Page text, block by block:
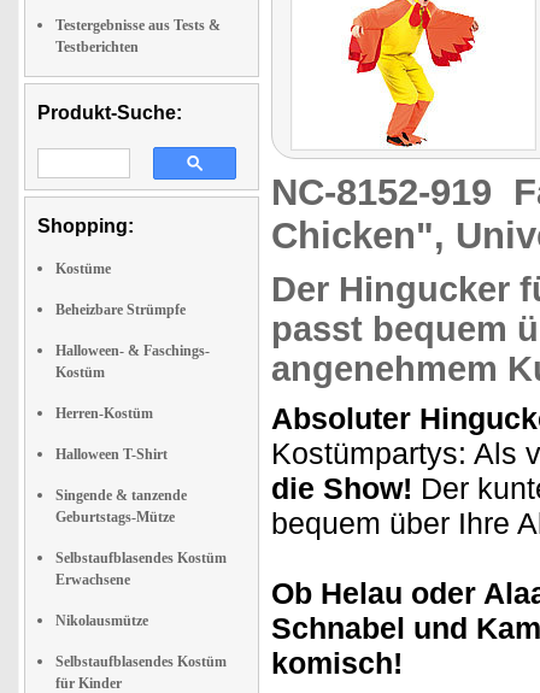
Testergebnisse aus Tests &
Testberichten
Produkt-Suche:
Shopping:
Kostüme
Beheizbare Strümpfe
Halloween- & Faschings-
Kostüm
Herren-Kostüm
Halloween T-Shirt
Singende & tanzende
Geburtstags-Mütze
Selbstaufblasendes Kostüm
Erwachsene
Nikolausmütze
Selbstaufblasendes Kostüm
für Kinder
NC-8152-919
Chicken",
Der Hingucker
passt bequem
angenehmem
Absoluter
Kostümpartys: Als
die Show! Der
bequem über Ihre
Ob Helau oder
Schnabel und
komisch!